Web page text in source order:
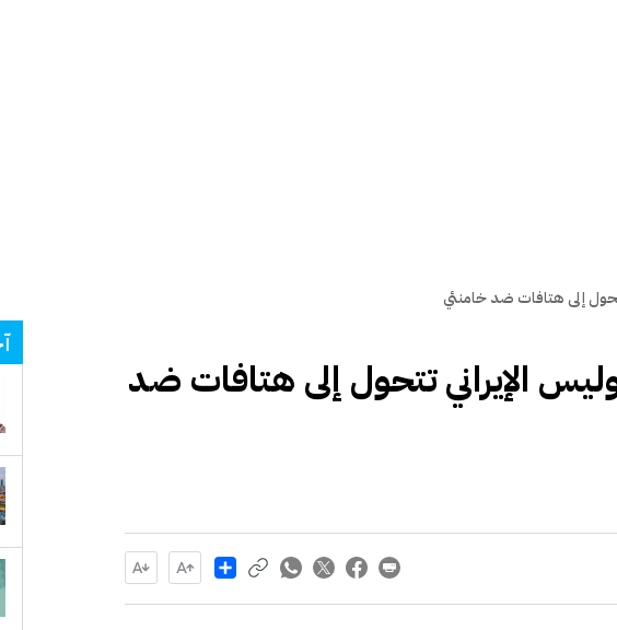
إلى هتافات ضد خامنئي
الإيراني تتحول إلى هتافات ضد
Share